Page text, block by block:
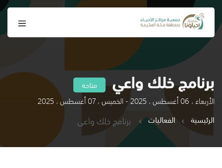
برنامج خلك واعي متاحة
الأربعاء ، 06 أغسطس ، 2025 - الخميس ، 07 أغسطس ، 2025
الرئيسية
الفعاليات برنامج خلك واعي